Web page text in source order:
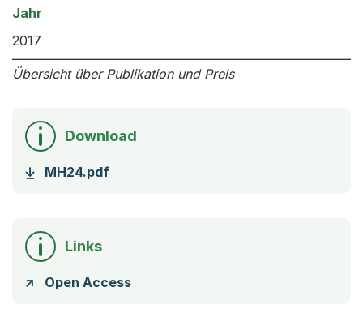
2017
Übersicht über Publikation und Preis
Download
MH24.pdf(Startet einen Download)
Links
Open Access